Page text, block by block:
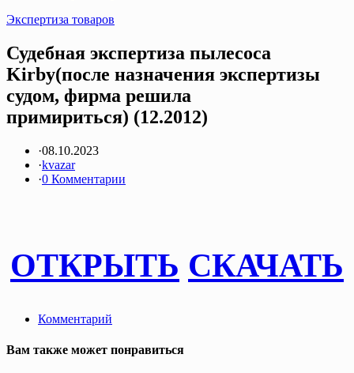
Экспертиза товаров
Судебная экспертиза пылесоса
Kirby(после назначения экспертизы
судом, фирма решила
примириться) (12.2012)
·08.10.2023
·kvazar
·0 Комментарии
ОТКРЫТЬ СКАЧАТЬ
Комментарий
Вам также может понравиться